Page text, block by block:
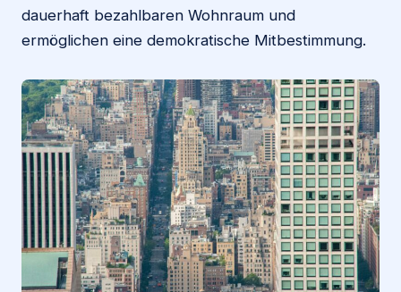
dauerhaft bezahlbaren Wohnraum und
ermöglichen eine demokratische Mitbestimmung.